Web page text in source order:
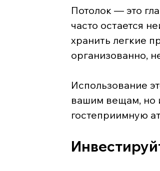
Потолок — это
часто остается
хранить легкие
организованно,
Использование
вашим вещам, но
гостеприимную